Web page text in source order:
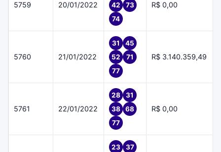
5759 20/01/2022
42
73
74
R$ 0,00
5760 21/01/2022
31
45
52
71
77
R$ 3.140.359,49
5761 22/01/2022
28
31
38
68
77
R$ 0,00
23
37